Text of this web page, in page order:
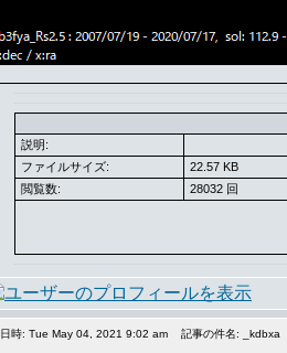
説明:
ファイルサイズ:
22.57 KB
閲覧数:
28032 回
日時: Tue May 04, 2021 9:02 am 記事の件名: _kdbxa